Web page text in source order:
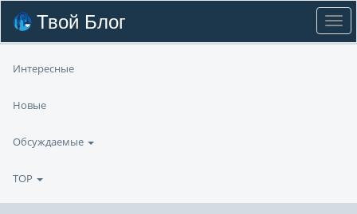
Твой Блог
Интересные
Новые
Обсуждаемые
TOP